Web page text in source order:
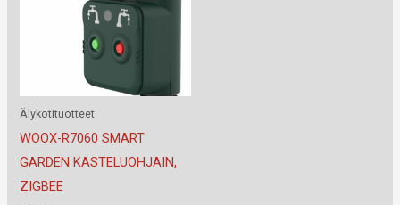
Älykotituotteet
WOOX-R7060 SMART
GARDEN KASTELUOHJAIN,
ZIGBEE